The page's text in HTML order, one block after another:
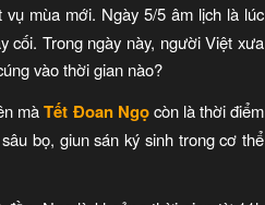
mùa mới. Ngày 5/5 âm lịch là lúc
cối. Trong ngày này, người Việt xưa
vào thời gian nào?
màTết Đoan Ngọcòn là thời điểm
bọ, giun sán ký sinh trong cơ thể